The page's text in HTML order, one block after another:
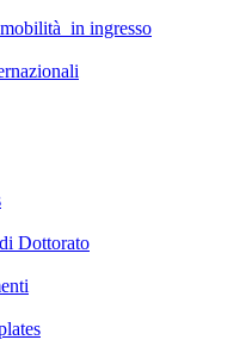
in ingresso
Dottorato